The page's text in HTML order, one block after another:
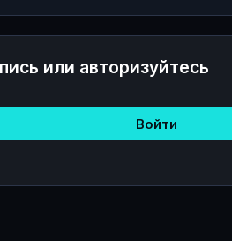
или авторизуйтесь
Войти